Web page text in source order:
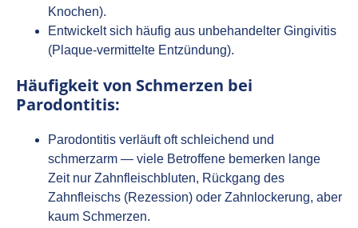
Knochen).
Entwickelt sich häufig aus unbehandelter Gingivitis
(Plaque‑vermittelte Entzündung).
Häufigkeit von Schmerzen bei
Parodontitis:
Parodontitis verläuft oft schleichend und
schmerzarm — viele Betroffene bemerken lange
Zeit nur Zahnfleischbluten, Rückgang des
Zahnfleischs (Rezession) oder Zahnlockerung, aber
kaum Schmerzen.